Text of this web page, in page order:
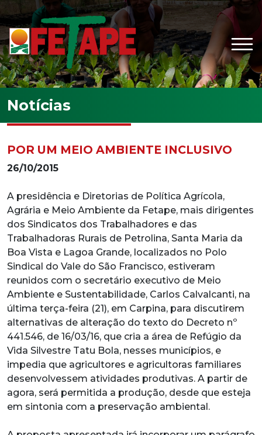
Ir para o conteúdo principal
Notícias
POR UM MEIO AMBIENTE INCLUSIVO
26/10/2015
A presidência e Diretorias de Política Agrícola,
Agrária e Meio Ambiente da Fetape, mais dirigentes
dos Sindicatos dos Trabalhadores e das
Trabalhadoras Rurais de Petrolina, Santa Maria da
Boa Vista e Lagoa Grande, localizados no Polo
Sindical do Vale do São Francisco, estiveram
reunidos com o secretário executivo de Meio
Ambiente e Sustentabilidade, Carlos Calvalcanti, na
última terça-feira (21), em Carpina, para discutirem
alternativas de alteração do texto do Decreto nº
441.546, de 16/03/16, que cria a área de Refúgio da
Vida Silvestre Tatu Bola, nesses municípios, e
impedia que agricultores e agricultoras familiares
desenvolvessem atividades produtivas. A partir de
agora, será permitida a produção, desde que esteja
em sintonia com a preservação ambiental.